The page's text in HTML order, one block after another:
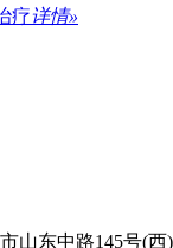
疗详情»
山东中路145号(西)